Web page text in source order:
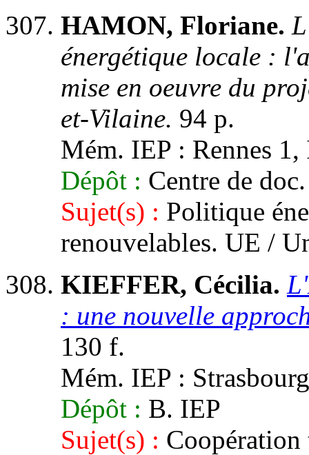
HAMON, Floriane.
énergétique locale :
mise en oeuvre du
et-Vilaine. 94 p.
Mém. IEP : Rennes
Dépôt : Centre de
Sujet(s) : Politique
renouvelables. UE /
KIEFFER, Cécilia.
: une nouvelle
130 f.
Mém. IEP :
Dépôt : B. IEP
Sujet(s) :